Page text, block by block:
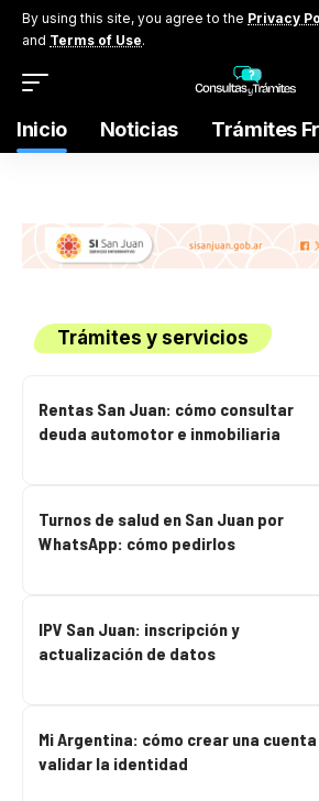
By using this site, you agree to the Privacy
and Terms of Use.
Inicio Noticias Trámites
Trámites y servicios
Rentas San Juan: cómo consultar
deuda automotor e inmobiliaria
Turnos de salud en San Juan por
WhatsApp: cómo pedirlos
IPV San Juan: inscripción y
actualización de datos
Mi Argentina: cómo crear una cuenta
validar la identidad